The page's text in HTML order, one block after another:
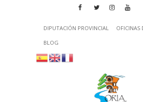
DIPUTACIÓN PROVINCIAL
OFICINAS
BLOG